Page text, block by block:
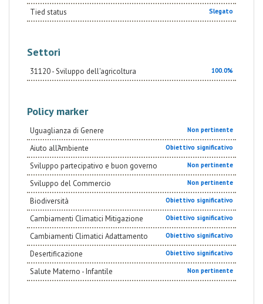
Tied status Slegato
Settori
31120 - Sviluppo dell'agricoltura 100.0%
Policy marker
Uguaglianza di Genere Non pertinente
Aiuto all’Ambiente Obiettivo significativo
Sviluppo partecipativo e buon governo Non pertinente
Sviluppo del Commercio Non pertinente
Biodiversità Obiettivo significativo
Cambiamenti Climatici Mitigazione Obiettivo significativo
Cambiamenti Climatici Adattamento Obiettivo significativo
Desertificazione Obiettivo significativo
Salute Materno - Infantile Non pertinente